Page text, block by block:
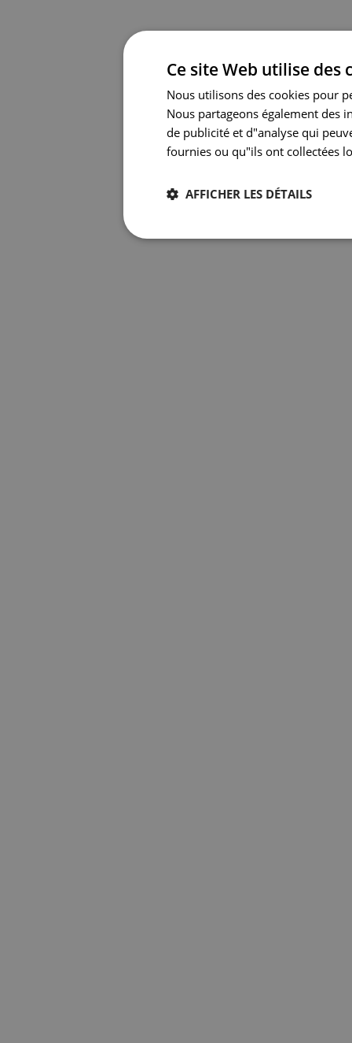
Ce site Web utilise des
Nous utilisons des cookies pour
Nous partageons également des
de publicité et d"analyse qui
fournies ou qu"ils ont collectées
AFFICHER LES DÉTAILS